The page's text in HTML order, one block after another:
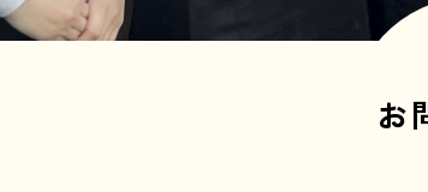
お